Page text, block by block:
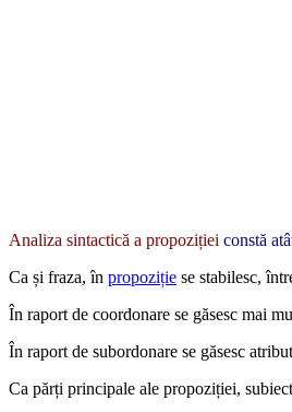
Analiza sintactică a propoziției constă
Ca și fraza, în propoziție se stabilesc,
În raport de coordonare se găsesc mai
În raport de subordonare se găsesc
Ca părți principale ale propoziției,